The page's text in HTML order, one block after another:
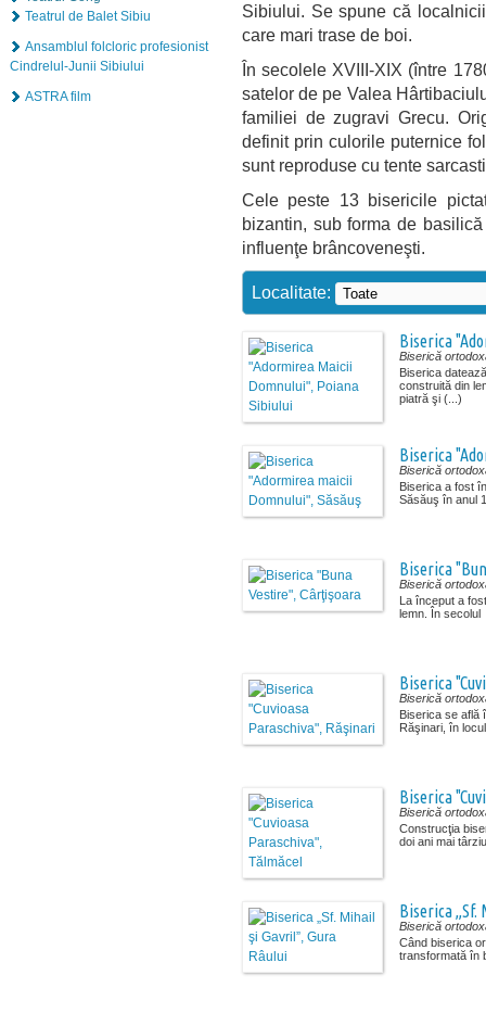
Teatrul de Balet Sibiu
Ansamblul folcloric profesionist
Cindrelul-Junii Sibiului
ASTRA film
Sibiului. Se spune că
care mari trase de boi.
În secolele XVIII-XIX (între
satelor de pe Valea
familiei de zugravi Grecu.
definit prin culorile puternice
sunt reproduse cu tente
Cele peste 13 bisericile
bizantin, sub forma de
influenţe brâncoveneşti.
Localitate:
Biserica
Biserică
Biserica
construită din
piatră şi (...)
Biserica
Biserică
Biserica a fost
Săsăuş în anul
Biserica
Biserică
La început a
lemn. În secolul
Biserica
Biserică
Biserica se află
Răşinari, în
Biserica
Biserică
Construcţia
doi ani mai
Biserica „Sf.
Biserică
Când biserica
transformată în